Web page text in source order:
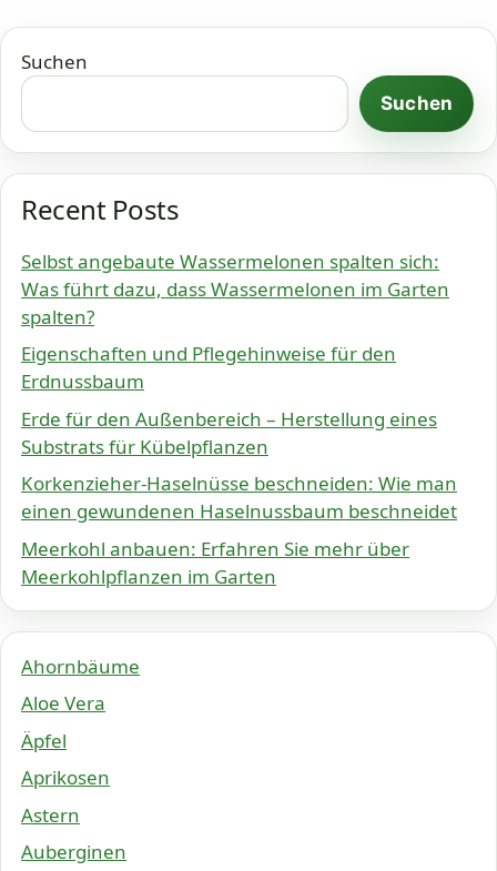
Suchen
Suchen
Recent Posts
Selbst angebaute Wassermelonen spalten sich:
Was führt dazu, dass Wassermelonen im Garten
spalten?
Eigenschaften und Pflegehinweise für den
Erdnussbaum
Erde für den Außenbereich – Herstellung eines
Substrats für Kübelpflanzen
Korkenzieher-Haselnüsse beschneiden: Wie man
einen gewundenen Haselnussbaum beschneidet
Meerkohl anbauen: Erfahren Sie mehr über
Meerkohlpflanzen im Garten
Ahornbäume
Aloe Vera
Äpfel
Aprikosen
Astern
Auberginen